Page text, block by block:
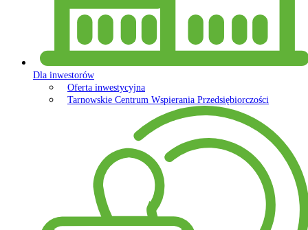
Dla inwestorów
Oferta inwestycyjna
Tarnowskie Centrum Wspierania Przedsiębiorczości